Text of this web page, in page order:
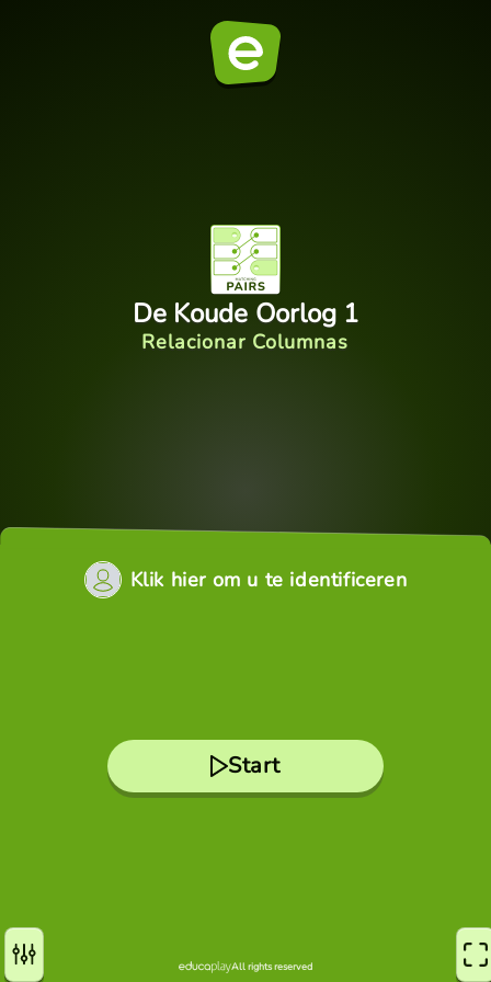
De Koude Oorlog 1
Relacionar Columnas
Klik hier om u te identificeren
Start
All rights reserved